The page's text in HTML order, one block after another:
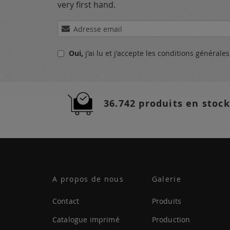
very first hand.
Inscription
à
lettreOui, j'ai lu et j'accepte les conditions générales
36.742 produits en stock
A propos de nous
Contact
Catalogue imprimé
Galerie
Produits
Production